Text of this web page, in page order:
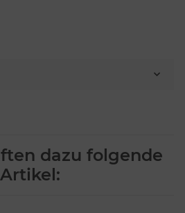
dazu folgende
Artikel: